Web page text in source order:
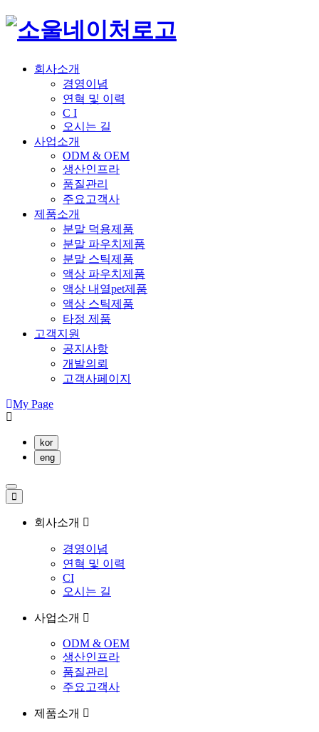
회사소개
경영이념
연혁 및 이력
C I
오시는 길
사업소개
ODM & OEM
생산인프라
품질관리
주요고객사
제품소개
분말 덕용제품
분말 파우치제품
분말 스틱제품
액상 파우치제품
액상 내열pet제품
액상 스틱제품
타정 제품
고객지원
공지사항
개발의뢰
고객사페이지
My Page
kor
eng
회사소개
경영이념
연혁 및 이력
CI
오시는 길
사업소개
ODM & OEM
생산인프라
품질관리
주요고객사
제품소개